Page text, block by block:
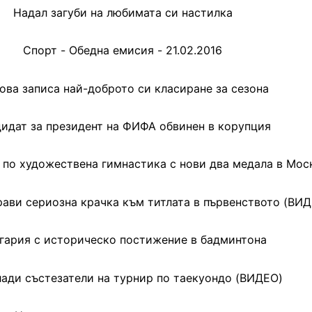
Надал загуби на любимата си настилка
Спорт - Обедна емисия - 21.02.2016
записа най-доброто си класиране за сезона
за президент на ФИФА обвинен в корупция
художествена гимнастика с нови два медала в
сериозна крачка към титлата в първенството
с историческо постижение в бадминтона
състезатели на турнир по таекуондо (ВИДЕО)